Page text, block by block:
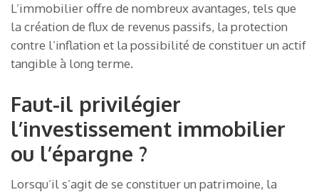
L’immobilier offre de nombreux avantages, tels que
la création de flux de revenus passifs, la protection
contre l’inflation et la possibilité de constituer un actif
tangible à long terme.
Faut-il privilégier
l’investissement immobilier
ou l’épargne ?
Lorsqu’il s’agit de se constituer un patrimoine, la